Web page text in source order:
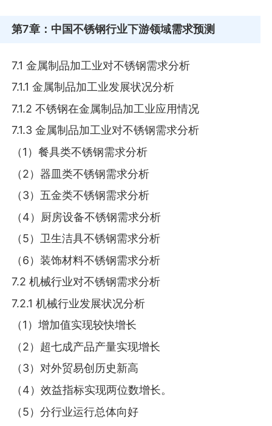
第7章 ：中国不锈钢行业下游领域需求预测
7.1 金属制品加工业对不锈钢需求分析
7.1.1 金属制品加工业发展状况分析
7.1.2 不锈钢在金属制品加工业应用情况
7.1.3 金属制品加工业对不锈钢需求分析
（1）餐具类不锈钢需求分析
（2）器皿类不锈钢需求分析
（3）五金类不锈钢需求分析
（4）厨房设备不锈钢需求分析
（5）卫生洁具不锈钢需求分析
（6）装饰材料不锈钢需求分析
7.2 机械行业对不锈钢需求分析
7.2.1 机械行业发展状况分析
（1）增加值实现较快增长
（2）超七成产品产量实现增长
（3）对外贸易创历史新高
（4）效益指标实现两位数增长。
（5）分行业运行总体向好